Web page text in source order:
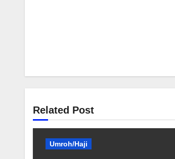
Related Post
Umroh/Haji